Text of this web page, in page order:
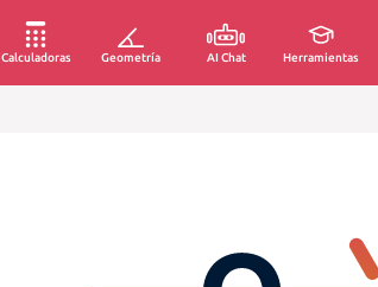
Calculadoras Geometría AI Chat Herramientas